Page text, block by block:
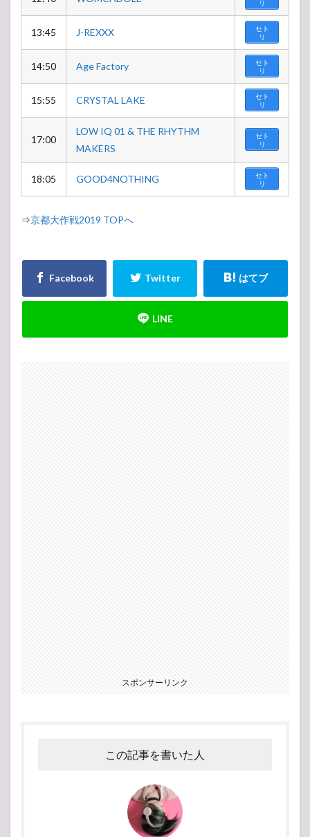
リ
13:45 J-REXXX
セト
リ
14:50 Age Factory
セト
リ
15:55 CRYSTAL LAKE
セト
リ
17:00
LOW IQ 01 & THE RHYTHM
MAKERS
セト
リ
18:05 GOOD4NOTHING
セト
リ
⇒京都大作戦2019 TOPへ
スポンサーリンク
この記事を書いた人